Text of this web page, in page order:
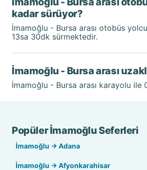
kadar sürüyor?
İmamoğlu - Bursa arası otobüs
13sa 30dk sürmektedir.
İmamoğlu - Bursa arası
İmamoğlu - Bursa arası karayolu ile
Popüler İmamoğlu Seferleri
İmamoğlu → Adana
İmamoğlu → Afyonkarahisar